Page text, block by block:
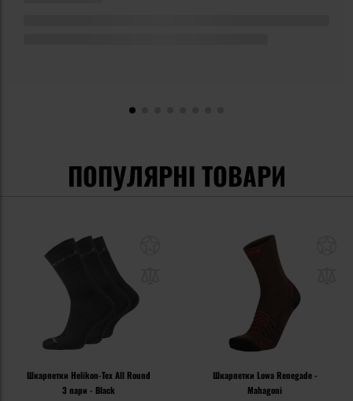
ПОПУЛЯРНІ ТОВАРИ
Шкарпетки Helikon-Tex All Round
3 пари - Black
Шкарпетки Lowa Renegade -
Mahagoni